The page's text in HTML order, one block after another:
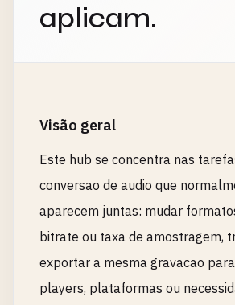
aplicam.
Visão geral
Este hub se concentra nas
conversao de audio que
aparecem juntas: mudar
bitrate ou taxa de amostragem,
exportar a mesma gravacao
players, plataformas ou